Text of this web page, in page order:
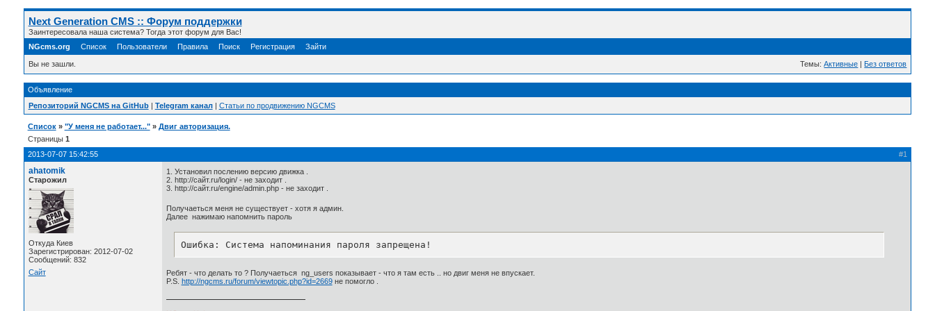
Next Generation CMS :: Форум поддержки
Заинтересовала наша система? Тогда этот форум для Вас!
NGcms.org
Список Пользователи Правила Поиск Регистрация Зайти
Вы не зашли. Темы:Активные | Без ответов
Объявление
Репозиторий NGCMS на GitHub| Telegram канал| Статьи по продвижению NGCMS
Список » "У меня не работает..." » Двиг авторизация.
Страницы 1
#1
2013-07-07 15:42:55
ahatomik
Старожил
Откуда Киев
Зарегистрирован: 2012-07-02
Сообщений: 832
Сайт
1. Установил послению версию движка .
2. http://сайт.ru/login/ - не заходит .
3. http://сайт.ru/engine/admin.php - не заходит .
Получаеться меня не существует - хотя я админ.
Далее нажимаю напомнить пароль
Ошибка: Система напоминания пароля запрещена!
Ребят - что делать то ? Получаеться ng_users показывает - что я там есть .. но двиг меня не впускает.
P.S. http://ngcms.ru/forum/viewtopic.php?id=2669не помогло .